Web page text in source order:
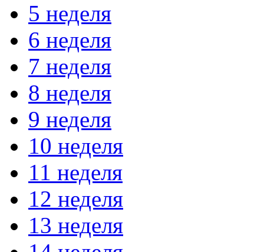
5 неделя
6 неделя
7 неделя
8 неделя
9 неделя
10 неделя
11 неделя
12 неделя
13 неделя